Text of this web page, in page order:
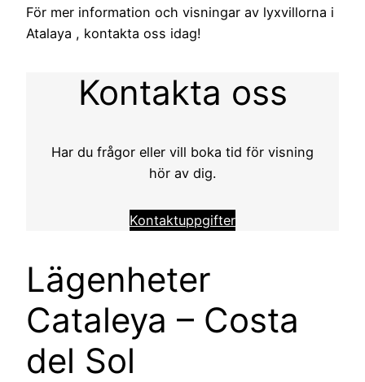
För mer information och visningar av lyxvillorna i
Atalaya , kontakta oss idag!
Kontakta oss
Har du frågor eller vill boka tid för visning
hör av dig.
Kontaktuppgifter
Lägenheter
Cataleya – Costa
del Sol